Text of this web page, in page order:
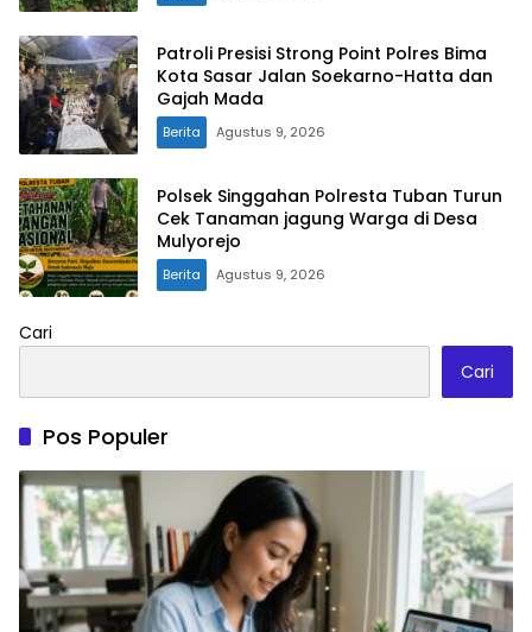
Patroli Presisi Strong Point Polres Bima
Kota Sasar Jalan Soekarno-Hatta dan
Gajah Mada
Berita Agustus 9, 2026
Polsek Singgahan Polresta Tuban Turun
Cek Tanaman jagung Warga di Desa
Mulyorejo
Berita Agustus 9, 2026
Cari
Cari
Pos Populer